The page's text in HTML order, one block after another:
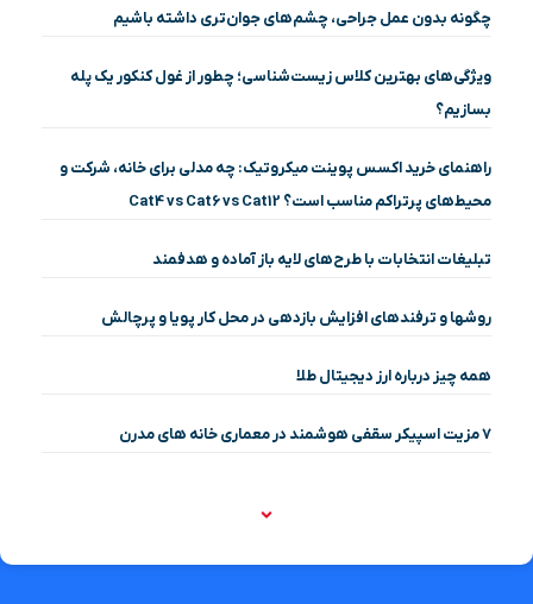
چگونه بدون عمل جراحی، چشم‌های جوان‌تری داشته باشیم
ویژگی‌های بهترین کلاس زیست‌شناسی؛ چطور از غول کنکور یک پله
بسازیم؟
راهنمای خرید اکسس پوینت میکروتیک: چه مدلی برای خانه، شرکت و
محیط‌های پرتراکم مناسب است؟ Cat4 vs Cat6 vs Cat12
تبلیغات انتخابات با طرح‌های لایه باز آماده و هدفمند
روشها و ترفندهای افزایش بازدهی در محل کار پویا و پرچالش
همه چیز درباره ارز دیجیتال طلا
۷ مزیت اسپیکر سقفی هوشمند در معماری خانه‌ های مدرن